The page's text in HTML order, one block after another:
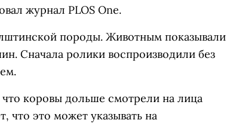
журнал PLOS One.
породы. Животным показывали
Сначала ролики воспроизводили без
коровы дольше смотрели на лица
что это может указывать на